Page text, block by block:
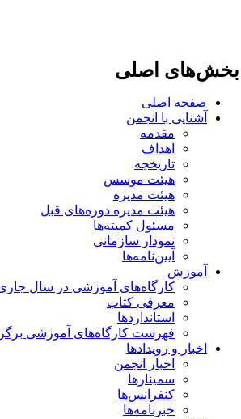
اصلی
صفحه اصلی
آشنایی با انجمن
مقدمه
اهداف
تاریخچه
هیئت موسس
هیئت مدیره
هیئت مدیره دوره‌های قبل
مسئول کمیته‌ها
نمودار سازمانی
آیین‌نامه‌ها
آموزش
کارگاه‌های آموزشی در سال جاری
معرفی کتاب
استانداردها
فهرست کارگاه‌های آموزشی
اخبار و رویدادها
اخبار انجمن
سمینارها
کنفرانس‌ها
خبرنامه‌ها